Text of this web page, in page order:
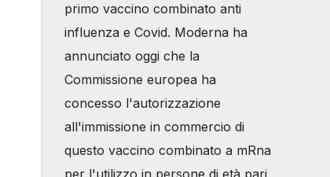
primo vaccino combinato anti
influenza e Covid. Moderna ha
annunciato oggi che la
Commissione europea ha
concesso l'autorizzazione
all'immissione in commercio di
questo vaccino combinato a mRna